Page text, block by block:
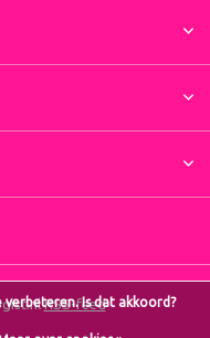
RSS-feedIs dat akkoord?